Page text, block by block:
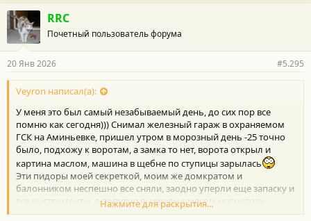
г
о
д
а
н
о
с
и
:
RRC
Почетный пользователь форума
20 Янв 2026 #5.295
Veyron написал(а):
У меня это был самый незабываемый день, до сих пор все
помню как сегодня))) Снимал железный гараж в охраняемом
ГСК на Аминьевке, пришел утром в морозный день -25 точно
было, подхожу к воротам, а замка то нет, ворота открыл и
картина маслом, машина в щебне по ступицы зарылась
Эти пидоры моей секреткой, моим же домкратом и
балонником неспешно все сняли, заодно уперли еще запаску и
все инструменты, а попутно выдрали с мясом магнитолу
Пионер, да так что у меня даже поворотники не
Нажмите для раскрытия...